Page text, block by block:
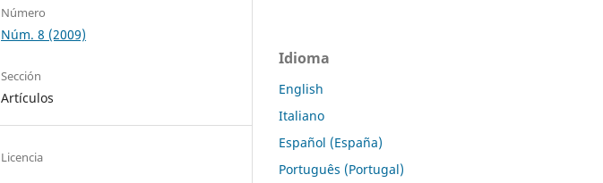
Número
Núm. 8 (2009)
Sección
Artículos
Licencia
Idioma
English
Italiano
Español (España)
Português (Portugal)